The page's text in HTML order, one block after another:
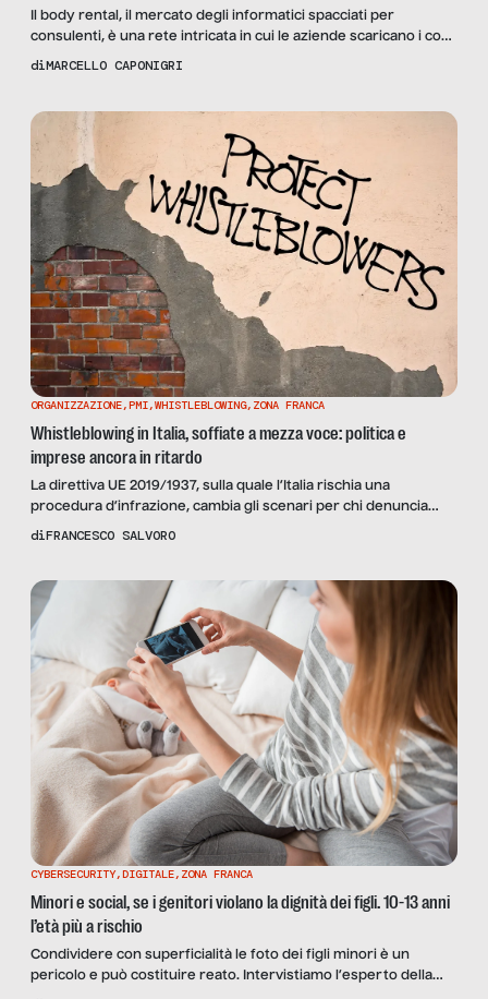
Il body rental, il mercato degli informatici spacciati per
consulenti, è una rete intricata in cui le aziende scaricano i costi
a scapito dei lavoratori.
diMARCELLO CAPONIGRI
ORGANIZZAZIONE,PMI,WHISTLEBLOWING, ZONA FRANCA
Whistleblowing in Italia, soffiate a mezza voce: politica e
imprese ancora in ritardo
La direttiva UE 2019/1937, sulla quale l’Italia rischia una
procedura d’infrazione, cambia gli scenari per chi denuncia
illeciti nelle imprese: si parla di estensione delle possibilità di
Robledo, consulente legale e attivista per The Good Lobby.
diFRANCESCO SALVORO
CYBERSECURITY,DIGITALE, ZONA FRANCA
Minori e social, se i genitori violano la dignità dei figli. 10-13 anni
l’età più a rischio
Condividere con superficialità le foto dei figli minori è un
pericolo e può costituire reato. Intervistiamo l’esperto della